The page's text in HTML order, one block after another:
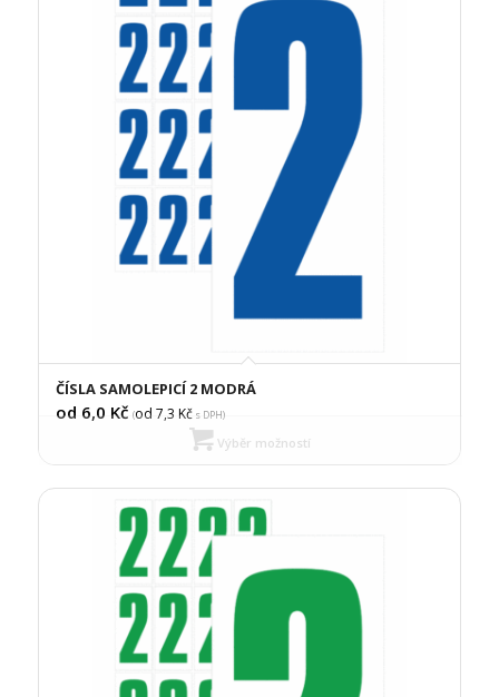
ČÍSLA SAMOLEPICÍ 2 MODRÁ
od 6,0 Kč (od 7,3 Kčs DPH)
Výběr možností